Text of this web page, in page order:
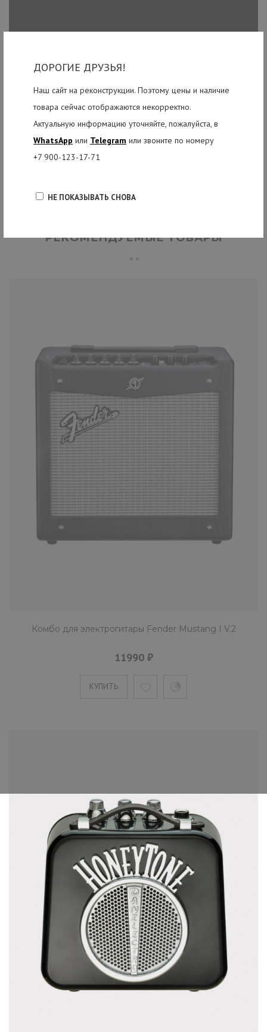
ДОРОГИЕ ДРУЗЬЯ!
Наш сайт на реконструкции. Поэтому цены и наличие
товара сейчас отображаются некорректно.
Актуальную информацию уточняйте, пожалуйста, в
WhatsApp или Telegram или звоните по номеру
+7 900-123-17-71
НЕ ПОКАЗЫВАТЬ СНОВА
РЕКОМЕНДУЕМЫЕ ТОВАРЫ
Комбо для электрогитары Fender Mustang I V.2
11990 ₽
КУПИТЬ